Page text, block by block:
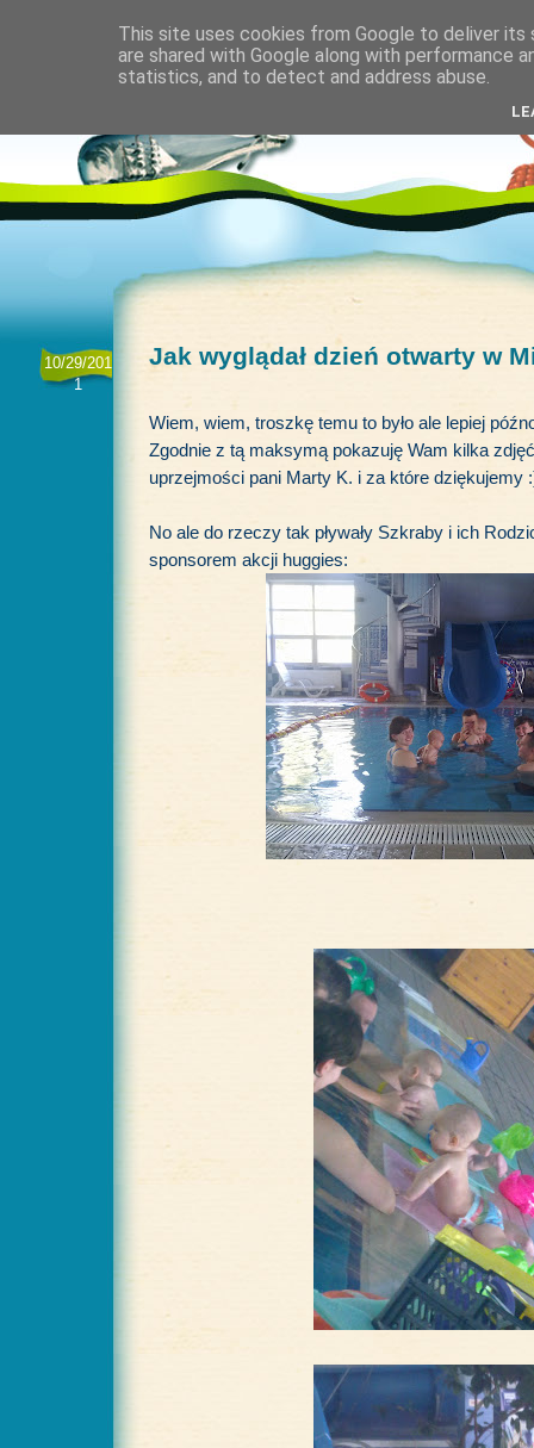
Jak wyglądał dzień otwarty w
10/29/201
1
Wiem, wiem, troszkę temu to było ale lepiej
Zgodnie z tą maksymą pokazuję Wam kilka
uprzejmości pani Marty K. i za które dziękujemy
No ale do rzeczy tak pływały Szkraby i ich
sponsorem akcji huggies:
This site uses cookies from Google to deliver its
are shared with Google along with performance
statistics, and to detect and address abuse.